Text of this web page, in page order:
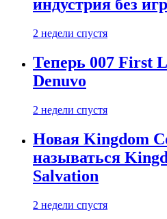
индустрия без
2 недели спустя
Теперь 007 First
Denuvo
2 недели спустя
Новая Kingdom
называться
Salvation
2 недели спустя